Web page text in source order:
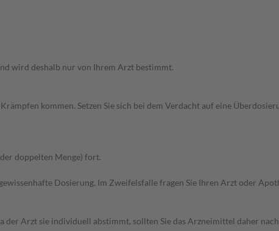
wird deshalb nur von Ihrem Arzt bestimmt.
kommen. Setzen Sie sich bei dem Verdacht auf eine
doppelten Menge) fort.
Dosierung. Im Zweifelsfalle fragen Sie Ihren Arzt oder
Arzt sie individuell abstimmt, sollten Sie das Arzneimittel daher